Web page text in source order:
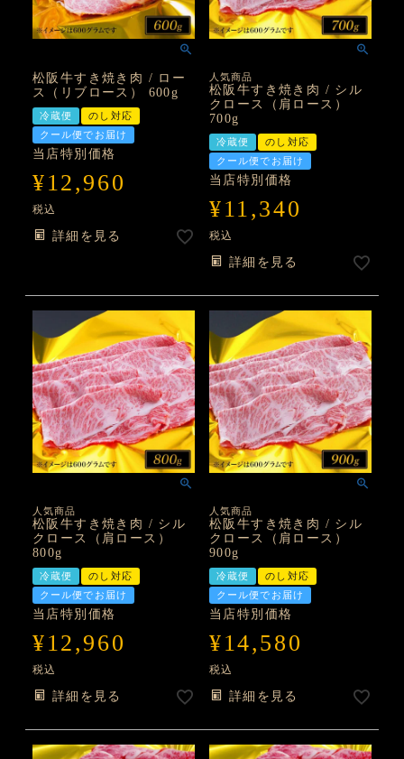
松阪牛すき焼き肉 / ロー
ス（リブロース） 600g
冷蔵便
のし対応
クール便でお届け
当店特別価格
¥12,960
税込
詳細を見る
人気商品
松阪牛すき焼き肉 / シル
クロース（肩ロース）
700g
冷蔵便
のし対応
クール便でお届け
当店特別価格
¥11,340
税込
詳細を見る
人気商品
松阪牛すき焼き肉 / シル
クロース（肩ロース）
800g
冷蔵便
のし対応
クール便でお届け
当店特別価格
¥12,960
税込
詳細を見る
人気商品
松阪牛すき焼き肉 / シル
クロース（肩ロース）
900g
冷蔵便
のし対応
クール便でお届け
当店特別価格
¥14,580
税込
詳細を見る